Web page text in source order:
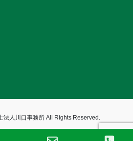
法人川口事務所 All Rights Reserved.